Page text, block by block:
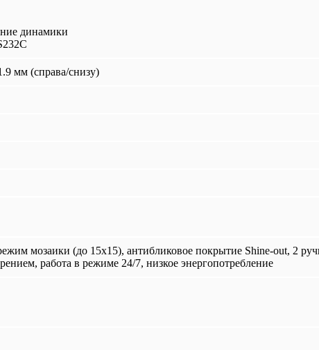
динамики
мм (справа/снизу)
мозаики (до 15x15), антибликовое покрытие Shine-out, 2
работа в режиме 24/7, низкое энергопотребление